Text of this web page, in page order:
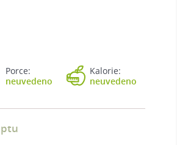
Porce:
neuvedeno
Kalorie:
neuvedeno